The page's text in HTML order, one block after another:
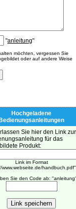
"anleitung"
möchten, vergessen Sie
oder auf andere Weise
Hochgeladene
Bedienungsanleitungen
Sie hier den Link zur
für das
Produkt:
Link im Format
www.webseite.de/handbuch.pdf"
Sie den Code ab: